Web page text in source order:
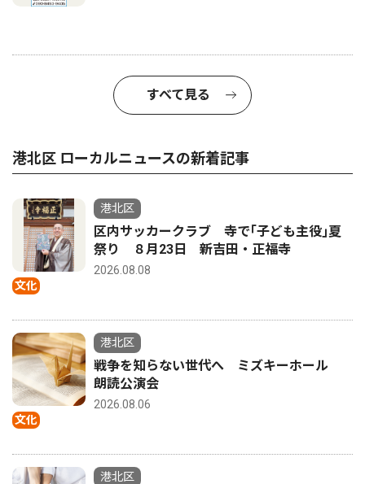
すべて見る
港北区 ローカルニュースの新着記事
文化
港北区
区内サッカークラブ 寺で｢子ども主役｣夏
祭り ８月23日 新吉田・正福寺
2026.08.08
文化
港北区
戦争を知らない世代へ ミズキーホール
朗読公演会
2026.08.06
港北区